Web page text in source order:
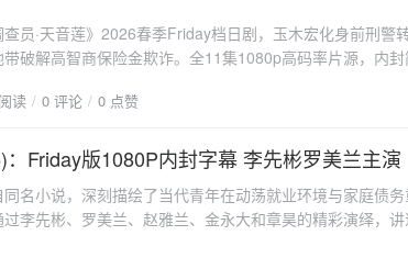
！HiveWeb版到底顶在哪双杜比加持：DV版峰值亮度
暗部不死；HDR10 fallback也给老电视留条活路。全景声
弹壳落地，定位精准到你能“听”出角色往哪逃。简繁内封
切除，一集衔接一集，爽到起飞。🍿 周末测试片单首选！
，女黑警夜里翻相册那场戏，屏幕几乎跟关机一样黑
验收家庭影院？放第五集24分30秒，车内争执+车外雷鸣
的电视能撑住不崩，恭喜，钱花值了。⚠️ 格式答疑&老司
查员·天音莲》2026春季Friday档日剧，玉木宏化身前刑警
破解高智商保险金欺诈。全11集1080p高码率片源，内
灰色战场没人会把"保险调查员"与惊险挂钩，直到天音莲
，只为回答一个问题：这份理赔，究竟是意外，还是完美
法正规流程？他嫌慢。 电子数据？他会改。 天音的绝活是"即
递员、一秒变亡者好友，甚至装成理赔部新人，把骗子
：抬眉0.5厘米，就代表嗅到谎言。观众戏称"玉木宏连睫
读 0 评论 0 点赞
Friday版1080P内封字幕 李先彬罗美兰主演
同名小说，深刻描绘了当代青年在动荡就业环境与家庭债
李先彬、罗美兰、赵雅兰、金永大和章昊的精彩演绎，